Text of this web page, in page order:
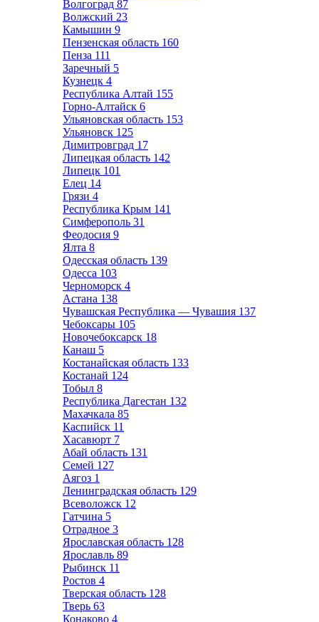
Волгоград 87
Волжский 23
Камышин 9
Пензенская область 160
Пенза 111
Заречный 5
Кузнецк 4
Республика Алтай 155
Горно-Алтайск 6
Ульяновская область 153
Ульяновск 125
Димитровград 17
Липецкая область 142
Липецк 101
Елец 14
Грязи 4
Республика Крым 141
Симферополь 31
Феодосия 9
Ялта 8
Одесская область 139
Одесса 103
Черноморск 4
Астана 138
Чувашская Республика — Чувашия 137
Чебоксары 105
Новочебоксарск 18
Канаш 5
Костанайская область 133
Костанай 124
Тобыл 8
Республика Дагестан 132
Махачкала 85
Каспийск 11
Хасавюрт 7
Абай область 131
Семей 127
Аягоз 1
Ленинградская область 129
Всеволожск 12
Гатчина 5
Отрадное 3
Ярославская область 128
Ярославль 89
Рыбинск 11
Ростов 4
Тверская область 128
Тверь 63
Конаково 4